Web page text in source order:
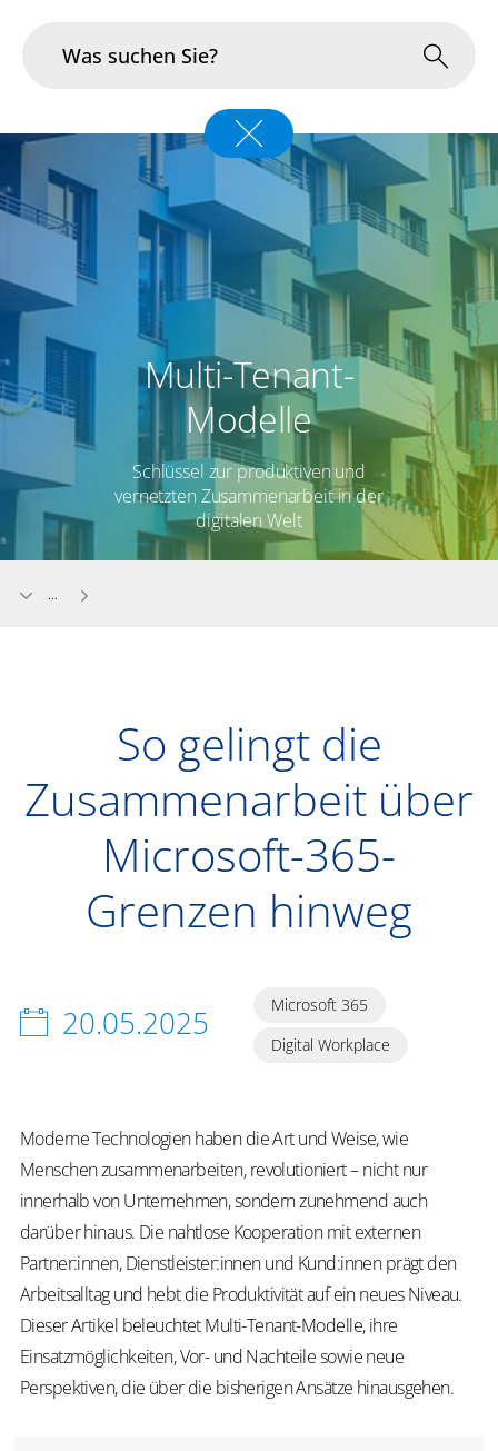
Branchen
Im Fokus
Infrastruktur & Betrieb
Karriere
Blog
Multi-Tenant-
Modelle
Schlüssel zur produktiven und
vernetzten Zusammenarbeit in der
digitalen Welt
...
So gelingt die
Zusammenarbeit über
Microsoft-365-
Grenzen hinweg
20.05.2025
Microsoft 365
Digital Workplace
Moderne Technologien haben die Art und Weise, wie
Menschen zusammenarbeiten, revolutioniert – nicht nur
innerhalb von Unternehmen, sondern zunehmend auch
darüber hinaus. Die nahtlose Kooperation mit externen
Partner:innen, Dienstleister:innen und Kund:innen prägt den
Arbeitsalltag und hebt die Produktivität auf ein neues Niveau.
Dieser Artikel beleuchtet Multi-Tenant-Modelle, ihre
Einsatzmöglichkeiten, Vor- und Nachteile sowie neue
Perspektiven, die über die bisherigen Ansätze hinausgehen.